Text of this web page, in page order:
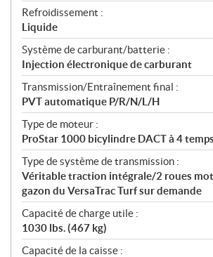
Refroidissement :
Liquide
Système de carburant/batterie :
Injection électronique de carburant
Transmission/Entraînement final :
PVT automatique P/R/N/L/H
Type de moteur :
ProStar 1000 bicylindre DACT à 4 temps
Type de système de transmission :
Véritable traction intégrale/2 roues
gazon du VersaTrac Turf sur demande
Capacité de charge utile :
1030 lbs. (467 kg)
Capacité de la caisse :